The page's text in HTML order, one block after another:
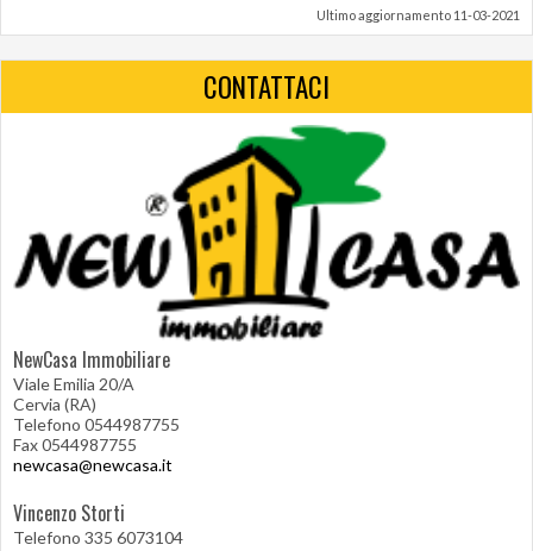
Ultimo aggiornamento 11-03-2021
CONTATTACI
NewCasa Immobiliare
Viale Emilia 20/A
Cervia (RA)
Telefono 0544987755
Fax 0544987755
newcasa@newcasa.it
Vincenzo Storti
Telefono 335 6073104